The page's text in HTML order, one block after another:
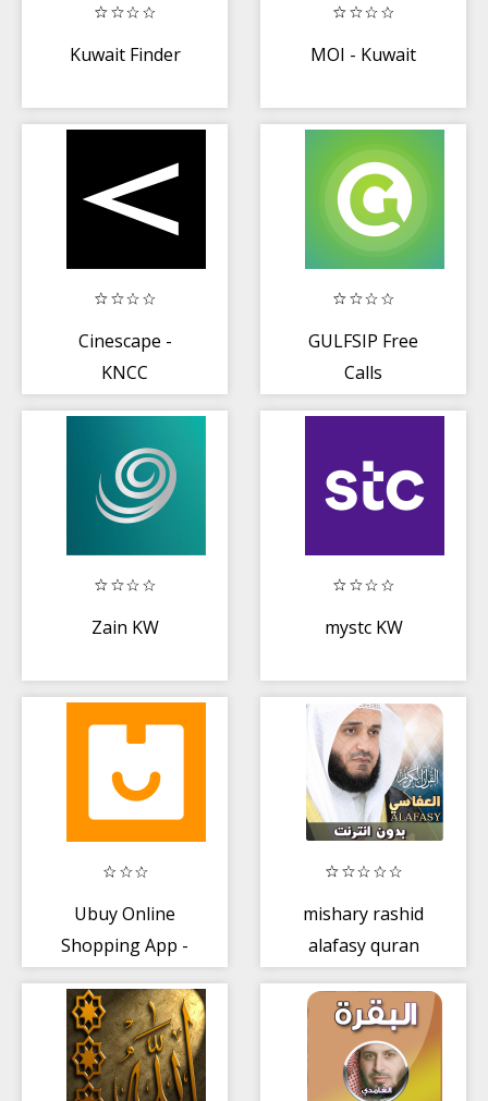
Kuwait Finder MOI - Kuwait
Cinescape -
KNCC
GULFSIP Free
Calls
Zain KW mystc KW
Ubuy Online
Shopping App -
Shopping
mishary rashid
alafasy quran